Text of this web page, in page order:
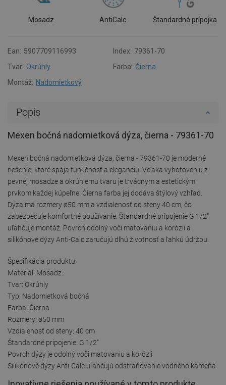
Mosadz AntiCalc Štandardná prípojka
Ean: 5907709116993 Index: 79361-70
Tvar: Okrúhly Farba: Čierna
Montáž: Nadomietkový
Popis
Mexen bočná nadomietková dýza, čierna - 79361-70
Mexen bočná nadomietková dýza, čierna - 79361-70 je moderné
riešenie, ktoré spája funkčnosť a eleganciu. Vďaka vyhotoveniu z
pevnej mosadze a okrúhlemu tvaru je trvácnym a estetickým
prvkom každej kúpeľne. Čierna farba jej dodáva štýlový vzhľad.
Dýza má rozmery ø50 mm a vzdialenosť od steny 40 cm, čo
zabezpečuje komfortné používanie. Štandardné pripojenie G 1/2"
uľahčuje montáž. Povrch odolný voči matovaniu a korózii a
silikónové dýzy Anti-Calc zaručujú dlhú životnosť a ľahkú údržbu.
Špecifikácia produktu:
Materiál: Mosadz:
Tvar: Okrúhly
Typ: Nadomietková bočná
Farba: Čierna
Rozmery: ø50 mm
Vzdialenosť od steny: 40 cm
Štandardné pripojenie: G 1/2"
Povrch dýzy je odolný voči matovaniu a korózii
Silikónové dýzy Anti-Calc uľahčujú odstraňovanie vodného kameňa